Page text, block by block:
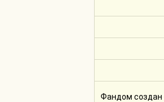
Фандом создан